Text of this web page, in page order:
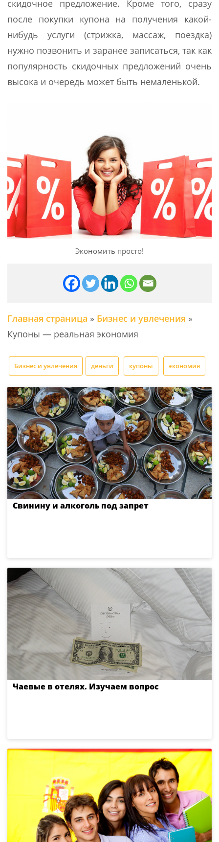
скидочное предложение. Кроме того, сразу
после покупки купона на получения какой-
нибудь услуги (стрижка, массаж, поездка)
нужно позвонить и заранее записаться, так как
популярность скидочных предложений очень
высока и очередь может быть немаленькой.
Экономить просто!
Главная страница » Бизнес и увлечения »
Купоны — реальная экономия
Бизнес и увлечения деньги купоны экономия
Свинину и алкоголь под запрет
Чаевые в отелях. Изучаем вопрос